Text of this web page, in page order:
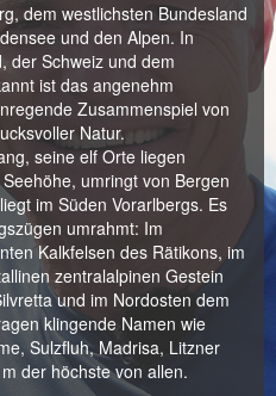
dem westlichsten Bundesland
und den Alpen. In
der Schweiz und dem
ist das angenehm
Zusammenspiel von
Natur.
seine elf Orte liegen
umringt von Bergen
im Süden Vorarlbergs. Es
umrahmt: Im
Kalkfelsen des Rätikons, im
zentralalpinen Gestein
und im Nordosten dem
klingende Namen wie
Sulzfluh, Madrisa, Litzner
der höchste von allen.